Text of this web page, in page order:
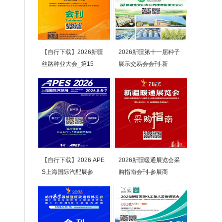
【自行下载】2026新疆
丝路种业大会_第15
2026新疆第十一届种子
展示交易会会刊-新
【自行下载】2026 APE
S上海国际汽配展参
2026新疆暖通展览会采
购指南会刊-参展商